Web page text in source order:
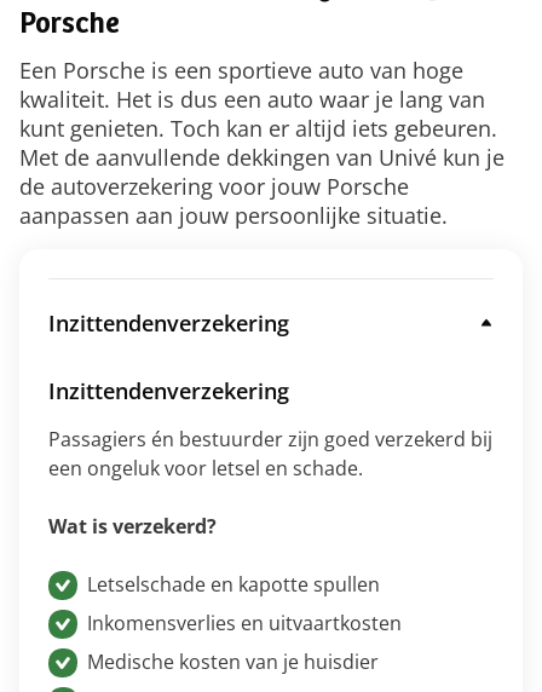
Porsche
Een Porsche is een sportieve auto van hoge
kwaliteit. Het is dus een auto waar je lang van
kunt genieten. Toch kan er altijd iets gebeuren.
Met de aanvullende dekkingen van Univé kun je
de autoverzekering voor jouw Porsche
aanpassen aan jouw persoonlijke situatie.
Inzittendenverzekering
Inzittendenverzekering
Passagiers én bestuurder zijn goed verzekerd bij
een ongeluk voor letsel en schade.
Wat is verzekerd?
Letselschade en kapotte spullen
Inkomensverlies en uitvaartkosten
Medische kosten van je huisdier